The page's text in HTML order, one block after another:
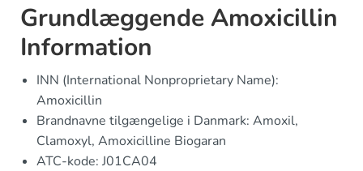
Grundlæggende Amoxicillin
Information
INN (International Nonproprietary Name):
Amoxicillin
Brandnavne tilgængelige i Danmark: Amoxil,
Clamoxyl, Amoxicilline Biogaran
ATC-kode: J01CA04